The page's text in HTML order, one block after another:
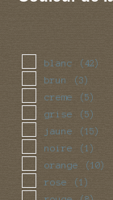
blanc (42)
brun (3)
creme (5)
grise (5)
jaune (15)
noire (1)
orange (10)
rose (1)